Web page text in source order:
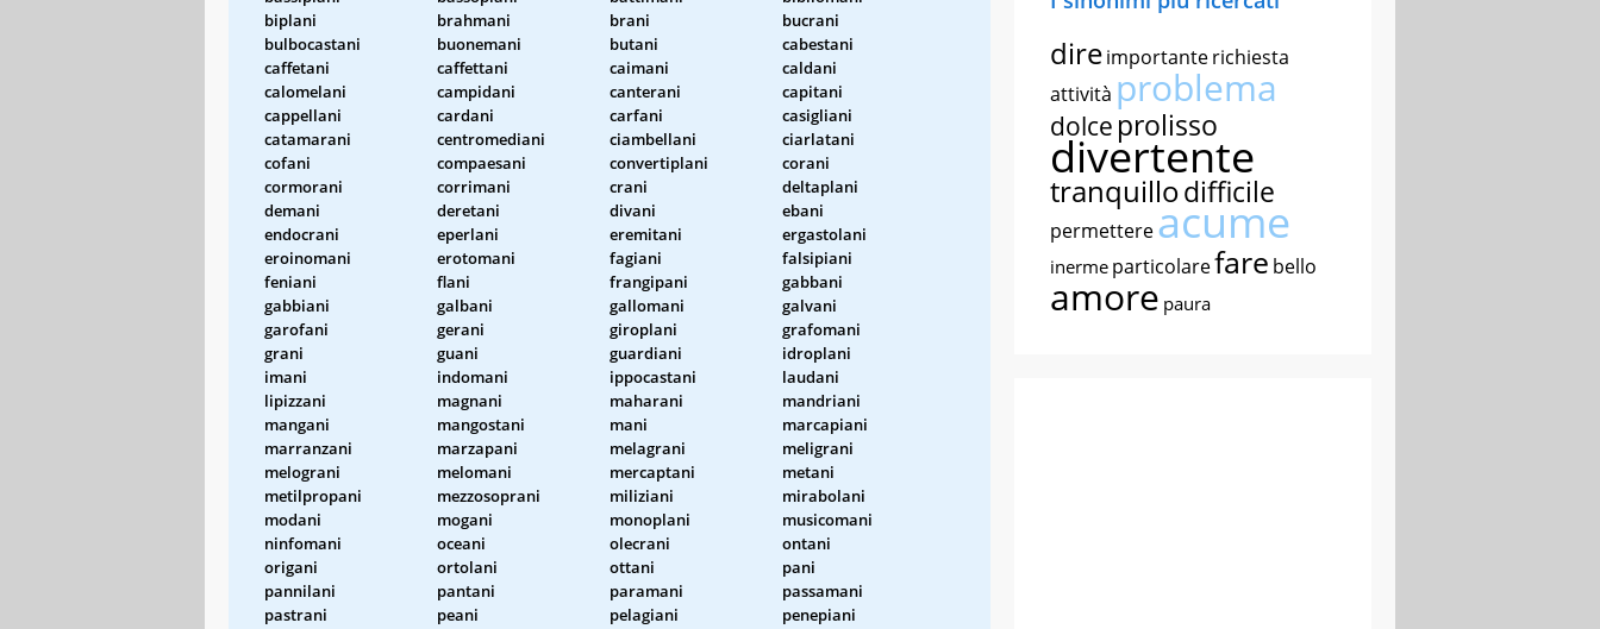
biplani
brahmani brani
bucrani
bulbocastani
buonemani butani
cabestani
caffetani
caffettani caimani
caldani
calomelani
campidani canterani
capitani
cappellani
cardani carfani
casigliani
catamarani
centromediani ciambellani
ciarlatani
cofani
compaesani convertiplani
corani
cormorani
corrimani crani
deltaplani
demani
deretani divani
ebani
endocrani
eperlani eremitani
ergastolani
eroinomani
erotomani fagiani
falsipiani
feniani
flani frangipani
gabbani
gabbiani
galbani gallomani
galvani
garofani
gerani giroplani
grafomani
grani
guani guardiani
idroplani
imani
indomani ippocastani
laudani
lipizzani
magnani maharani
mandriani
mangani
mangostani mani
marcapiani
marranzani
marzapani melagrani
meligrani
melograni
melomani mercaptani
metani
metilpropani
mezzosoprani miliziani
mirabolani
modani
mogani monoplani
musicomani
ninfomani
oceani olecrani
ontani
origani
ortolani ottani
pani
pannilani
pantani paramani
passamani
pastrani
peani pelagiani
penepiani
direimportanterichiesta
attività problema
dolce prolisso
divertente
tranquillodifficile
permettereacume
inerme particolarefare bello
amore paura